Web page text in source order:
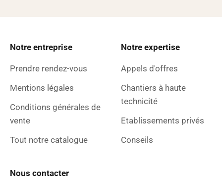
Notre entreprise
Prendre rendez-vous
Mentions légales
Conditions générales de
vente
Tout notre catalogue
Notre expertise
Appels d'offres
Chantiers à haute
technicité
Etablissements privés
Conseils
Nous contacter